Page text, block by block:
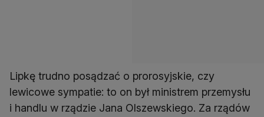
Lipkę trudno posądzać o prorosyjskie, czy
lewicowe sympatie: to on był ministrem przemysłu
i handlu w rządzie Jana Olszewskiego. Za rządów